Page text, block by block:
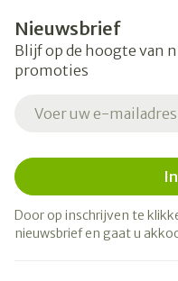
Nieuwsbrief
Blijf op de hoogte van
promoties
Door op inschrijven te
nieuwsbrief en gaat u